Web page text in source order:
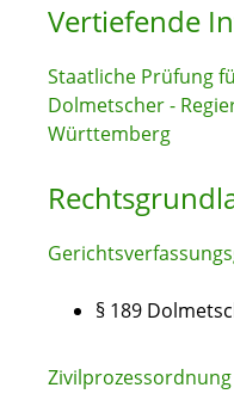
Vertiefende
Staatliche Prüfung
Dolmetscher -
Württemberg
§ 189
Zivilprozessordnung